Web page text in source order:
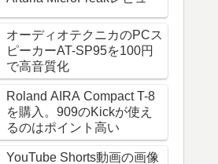
オーディオテクニカのPCス
ピーカーAT-SP95を100円
で高音質化
Roland AIRA Compact T-8
を購入。909のKickが使え
るのはポイント高い
YouTube Shorts動画の画像